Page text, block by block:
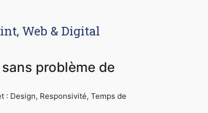
Web & Digital
problème de
Design, Responsivité, Temps de